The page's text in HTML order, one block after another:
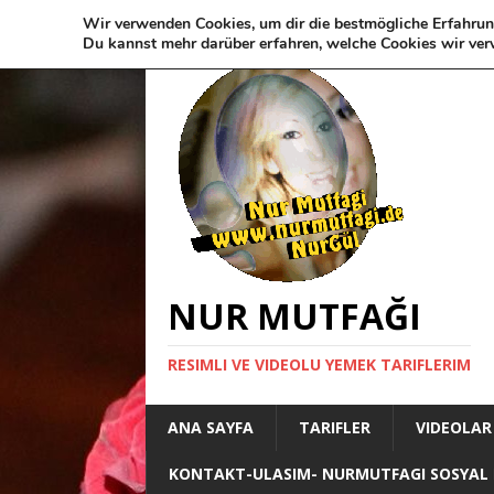
NUR MUTFAĞI
RESIMLI VE VIDEOLU YEMEK TARIFLERIM
ANA SAYFA TARIFLER VIDEOLAR
KONTAKT-ULASIM- NURMUTFAGI SOSYAL
Wir verwenden Cookies, um dir die bestmögliche
Du kannst mehr darüber erfahren, welche Cookies wir